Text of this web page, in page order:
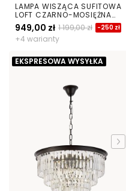
LAMPA WISZĄCA SUFITOWA
LOFT CZARNO-MOSIĘŻNA
ASTILA W6
949,00 zł 1 199,00 zł -250 zł
+4 warianty
EKSPRESOWA WYSYŁKA